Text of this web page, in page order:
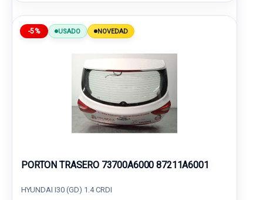
-5% USADO NOVEDAD
PORTON TRASERO 73700A6000 87211A6001
HYUNDAI I30 (GD) 1.4 CRDI